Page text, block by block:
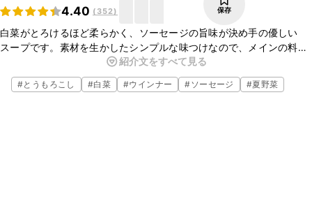
4.40 ( 352) 保存
白菜がとろけるほど柔らかく、ソーセージの旨味が決め手の優しい
スープです。素材を生かしたシンプルな味つけなので、メインの料理
をより一層引き立ててくれます。お肉やハーブなどを加えれば、一味
違ったごちそうスープにもなるので、アレンジしてみてくださいね。
紹介文をすべて見る
#とうもろこし #白菜 #ウインナー #ソーセージ #夏野菜